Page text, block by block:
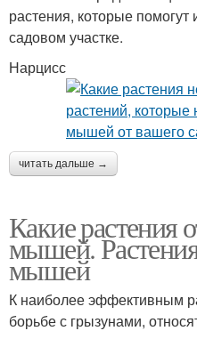
растения, которые помогут
садовом участке.
Нарцисс
читать дальше →
Какие растения
мышей.
мышей
К наиболее эффективным
борьбе с грызунами,